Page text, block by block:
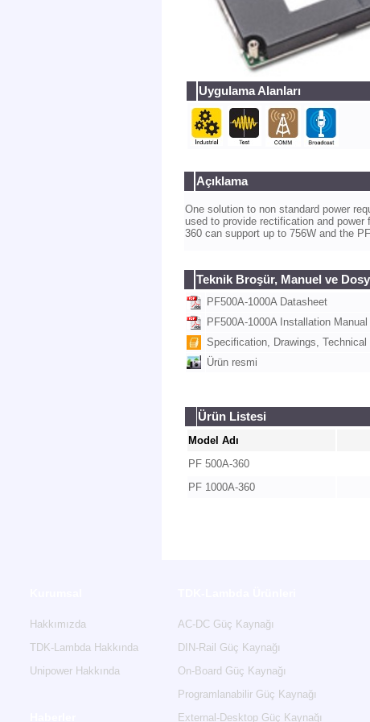
Uygulama Alanları
Açıklama
One solution to non standard power
used to provide rectification and
360 can support up to 756W and the
Teknik Broşür, Manuel ve
PF500A-1000A Datasheet
PF500A-1000A Installation Manual
Specification, Drawings, Technical
Ürün resmi
Ürün Listesi
Model Adı
PF 500A-360
PF 1000A-360
Hakkımızda AC-DC Güç Kaynağı
TDK-Lambda Hakkında DIN-Rail Güç Kaynağı
Unipower Hakkında
On-Board Güç Kaynağı
Programlanabilir Güç Kaynağı
External-Desktop Güç Kaynağı